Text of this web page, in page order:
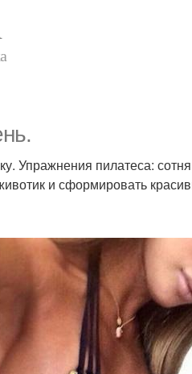
Упражнения пилатеса:
и сформировать